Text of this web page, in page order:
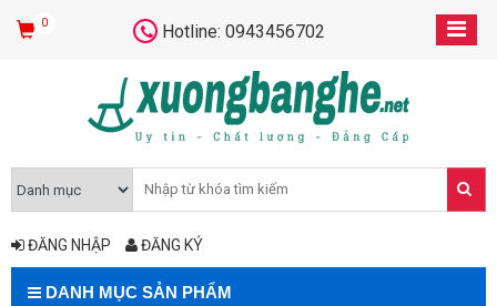
0 Hotline: 0943456702
ĐĂNG NHẬP ĐĂNG KÝ
DANH MỤC SẢN PHẨM